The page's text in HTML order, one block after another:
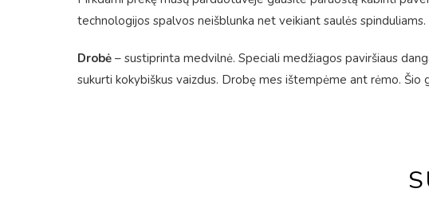
technologijos spalvos neišblunka net veikiant saulės spinduliams.
Drobė – sustiprinta medvilnė. Speciali medžiagos paviršiaus
sukurti kokybiškus vaizdus. Drobę mes ištempėme ant rėmo.